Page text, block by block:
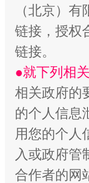
解纷+调解+退
（北京）
链接，授权
链接。
●就下列相
相关政府的
的个人信息
用您的个人
入或政府管
合作者的网